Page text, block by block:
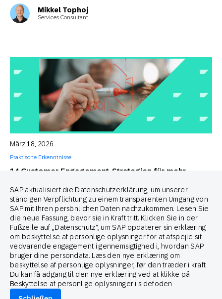
Mikkel Tophoj
Services Consultant
14 Customer Engagement-Strategien für mehr
März 18, 2026
Praktische Erkenntnisse
Ellie Quacquarelli
Strategic Consultant
SAP aktualisiert die Datenschutzerklärung, um unserer
ständigen Verpflichtung zu einem transparenten Umgang von
SAP mit Ihren persönlichen Daten nachzukommen. Lesen Sie
die neue Fassung, bevor sie in Kraft tritt. Klicken Sie in der
Fußzeile auf „Datenschutz“, um SAP opdaterer sin erklæring
om beskyttelse af personlige oplysninger for at afspejle sit
vedvarende engagement i gennemsigtighed i, hvordan SAP
bruger dine persondata. Læs den nye erklæring om
beskyttelse af personlige oplysninger, før den træder i kraft.
Du kan få adgang til den nye erklæring ved at klikke på
Beskyttelse af personlige oplysninger i sidefoden